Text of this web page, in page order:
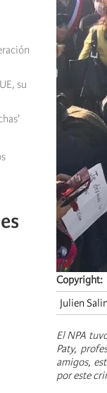
su
Copyright
Julien
El NPA
Paty,
amigos,
por este